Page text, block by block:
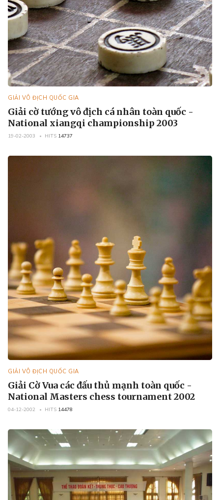
GIẢI VÔ ĐỊCH QUỐC GIA
Giải cờ tướng vô địch cá nhân toàn quốc -
National xiangqi championship 2003
19-02-2003 HITS 14737
GIẢI VÔ ĐỊCH QUỐC GIA
Giải Cờ Vua các đấu thủ mạnh toàn quốc -
National Masters chess tournament 2002
04-12-2002 HITS 14478